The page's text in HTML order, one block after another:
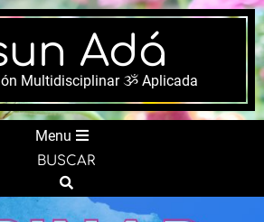
Adá
Multidisciplinar ૐ Aplicada
Menu
BUSCAR
Search